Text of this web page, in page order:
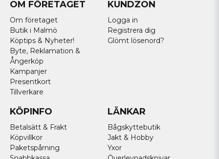
OM FÖRETAGET
Om företaget
Butik i Malmö
Köptips & Nyheter!
Byte, Reklamation &
Ångerköp
Kampanjer
Presentkort
Tillverkare
KUNDZON
Logga in
Registrera dig
Glömt lösenord?
KÖPINFO
Betalsätt & Frakt
Köpvillkor
Paketspårning
LÄNKAR
Bågskyttebutik
Jakt & Hobby
Yxor